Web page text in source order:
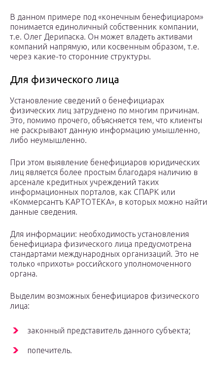
В данном примере под «конечным бенефициаром»
понимается единоличный собственник компании,
т.е. Олег Дерипаска. Он может владеть активами
компаний напрямую, или косвенным образом, т.е.
через какие-то сторонние структуры.
Для физического лица
Установление сведений о бенефициарах
физических лиц затруднено по многим причинам.
Это, помимо прочего, объясняется тем, что клиенты
не раскрывают данную информацию умышленно,
либо неумышленно.
При этом выявление бенефициаров юридических
лиц является более простым благодаря наличию в
арсенале кредитных учреждений таких
информационных порталов, как СПАРК или
«Коммерсантъ КАРТОТЕКА», в которых можно найти
данные сведения.
Для информации: необходимость установления
бенефициара физического лица предусмотрена
стандартами международных организаций. Это не
только «прихоть» российского уполномоченного
органа.
Выделим возможных бенефициаров физического
лица:
законный представитель данного субъекта;
попечитель.